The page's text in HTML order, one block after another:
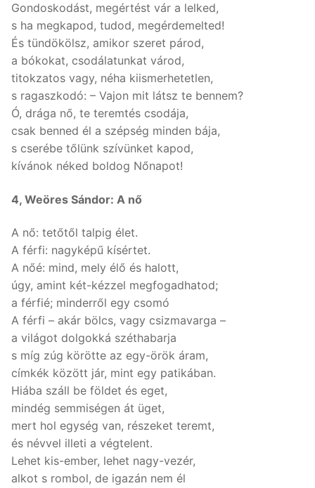
Gondoskodást, megértést vár a lelked,
s ha megkapod, tudod, megérdemelted!
És tündökölsz, amikor szeret párod,
a bókokat, csodálatunkat várod,
titokzatos vagy, néha kiismerhetetlen,
s ragaszkodó: – Vajon mit látsz te bennem?
Ó, drága nő, te teremtés csodája,
csak benned él a szépség minden bája,
s cserébe tőlünk szívünket kapod,
kívánok néked boldog Nőnapot!
4, Weöres Sándor: A nő
A nő: tetőtől talpig élet.
A férfi: nagyképű kísértet.
A nőé: mind, mely élő és halott,
úgy, amint két-kézzel megfogadhatod;
a férfié; minderről egy csomó
A férfi – akár bölcs, vagy csizmavarga –
a világot dolgokká széthabarja
s míg zúg körötte az egy-örök áram,
címkék között jár, mint egy patikában.
Hiába száll be földet és eget,
mindég semmiségen át üget,
mert hol egység van, részeket teremt,
és névvel illeti a végtelent.
Lehet kis-ember, lehet nagy-vezér,
alkot s rombol, de igazán nem él